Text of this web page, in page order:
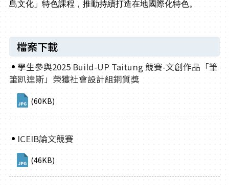
島文化」特色課程，推動持續打造在地國際化特色。
檔案下載
學生參與2025 Build-UP Taitung 競賽-文創作品「筆
筆趴達斯」榮獲社會設計組銅質獎
(60KB)
ICEIB論文競賽
(46KB)